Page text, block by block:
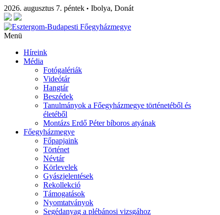
2026. augusztus 7. péntek • Ibolya, Donát
Menü
Híreink
Média
Fotógalériák
Videótár
Hangtár
Beszédek
Tanulmányok a Főegyházmegye történetéből és
életéből
Montázs Erdő Péter bíboros atyának
Főegyházmegye
Főpapjaink
Történet
Névtár
Körlevelek
Gyászjelentések
Rekollekció
Támogatások
Nyomtatványok
Segédanyag a plébánosi vizsgához